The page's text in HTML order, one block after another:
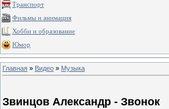
Транспорт
Фильмы и анимация
Хобби и образование
Юмор
Главная » Видео » Музыка
Звинцов Александр - Звонок